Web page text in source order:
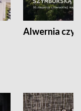
Alwernia